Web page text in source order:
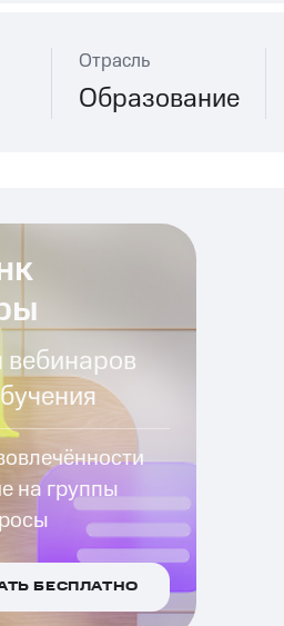
Отрасль
Образование
на группы
БЕСПЛАТНО